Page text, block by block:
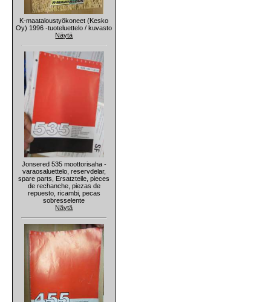
K-maataloustyökoneet (Kesko
Oy) 1996 -tuoteluettelo / kuvasto
Näytä
Jonsered 535 moottorisaha -
varaosaluettelo, reservdelar,
spare parts, Ersatzteile, pieces
de rechanche, piezas de
repuesto, ricambi, pecas
sobresselente
Näytä